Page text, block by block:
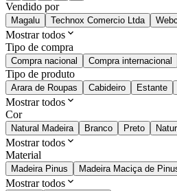
Vendido por
Magalu Technox Comercio Ltda
Mostrar todos
Tipo de compra
Compra nacional Compra internacional
Tipo de produto
Arara de Roupas Cabideiro Estante
Mostrar todos
Cor
Natural Madeira Branco Preto
Mostrar todos
Material
Madeira Pinus Madeira Maciça de
Mostrar todos